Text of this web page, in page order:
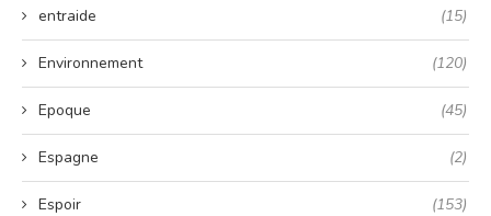
entraide (15)
Environnement (120)
Epoque (45)
Espagne (2)
Espoir (153)